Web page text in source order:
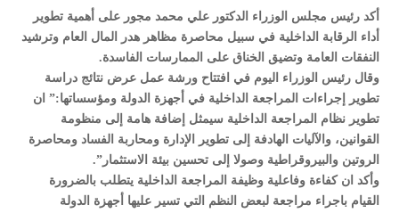
أكد رئيس مجلس الوزراء الدكتور علي محمد مجور على أهمية تطوير
أداء الرقابة الداخلية في سبيل محاصرة مظاهر هدر المال العام وترشيد
النفقات العامة وتضيق الخناق على الممارسات الفاسدة.
وقال رئيس الوزراء اليوم في افتتاح ورشة عمل عرض نتائج دراسة
تطوير إجراءات المراجعة الداخلية في أجهزة الدولة ومؤسساتها:” ان
تطوير نظام المراجعة الداخلية سيمثل إضافة هامة إلى منظومة
القوانين، والآليات الهادفة إلى تطوير الإدارة ومحاربة الفساد ومحاصرة
الروتين والبيروقراطية وصولا إلى تحسين بيئة الاستثمار”.
وأكد ان كفاءة وفاعلية وظيفة المراجعة الداخلية يتطلب بالضرورة
القيام باجراء مراجعة لبعض النظم التي تسير عليها أجهزة الدولة